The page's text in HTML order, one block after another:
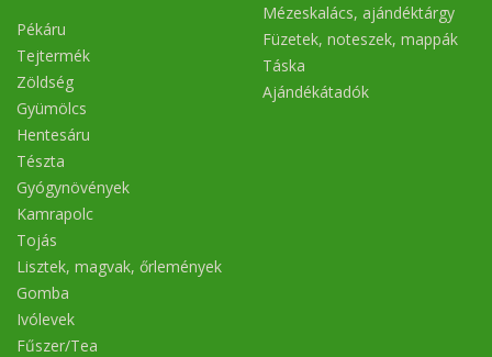
Pékáru
Tejtermék
Zöldség
Gyümölcs
Hentesáru
Tészta
Gyógynövények
Kamrapolc
Tojás
Lisztek, magvak, őrlemények
Gomba
Ivólevek
Fűszer/Tea
Mézeskalács, ajándéktárgy
Füzetek, noteszek, mappák
Táska
Ajándékátadók